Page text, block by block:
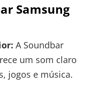
Samsung
A Soundbar
um som claro
jogos e música.